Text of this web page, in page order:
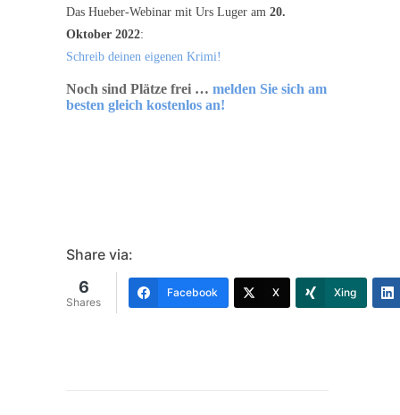
Das Hueber-Webinar mit Urs Luger am 20.
Oktober 2022:
Schreib deinen eigenen Krimi!
Noch sind Plätze frei … melden Sie sich am
besten gleich kostenlos an!
Share via:
6
Shares
Facebook X Xing